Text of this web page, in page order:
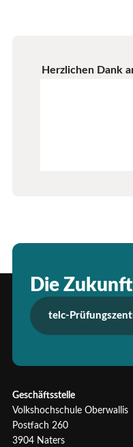
Herzlichen Dank
Die
telc-
Geschäftsstelle
Volkshochschule Oberwallis
Postfach 260
3904 Naters